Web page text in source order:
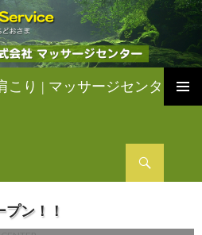
こり | マッサージセンター
ン！！